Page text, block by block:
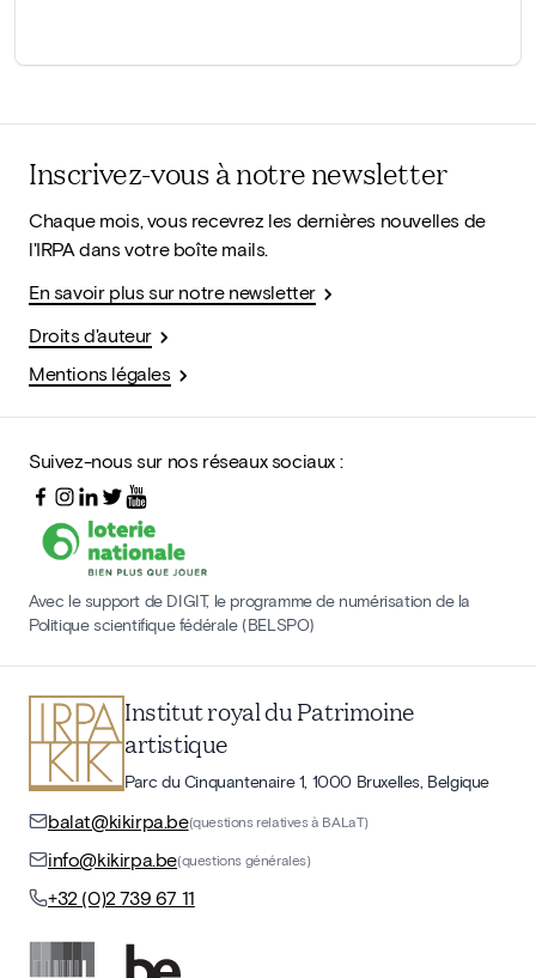
Inscrivez-vous à notre newsletter
Chaque mois, vous recevrez les dernières nouvelles de
l'IRPA dans votre boîte mails.
En savoir plus sur notre newsletter
Droits d'auteur
Mentions légales
Suivez-nous sur nos réseaux sociaux :
Avec le support de DIGIT, le programme de numérisation de la
Politique scientifique fédérale (BELSPO)
Institut royal du Patrimoine
artistique
Parc du Cinquantenaire 1, 1000 Bruxelles, Belgique
balat@kikirpa.be(questions relatives à BALaT)
info@kikirpa.be(questions générales)
+32 (0)2 739 67 11